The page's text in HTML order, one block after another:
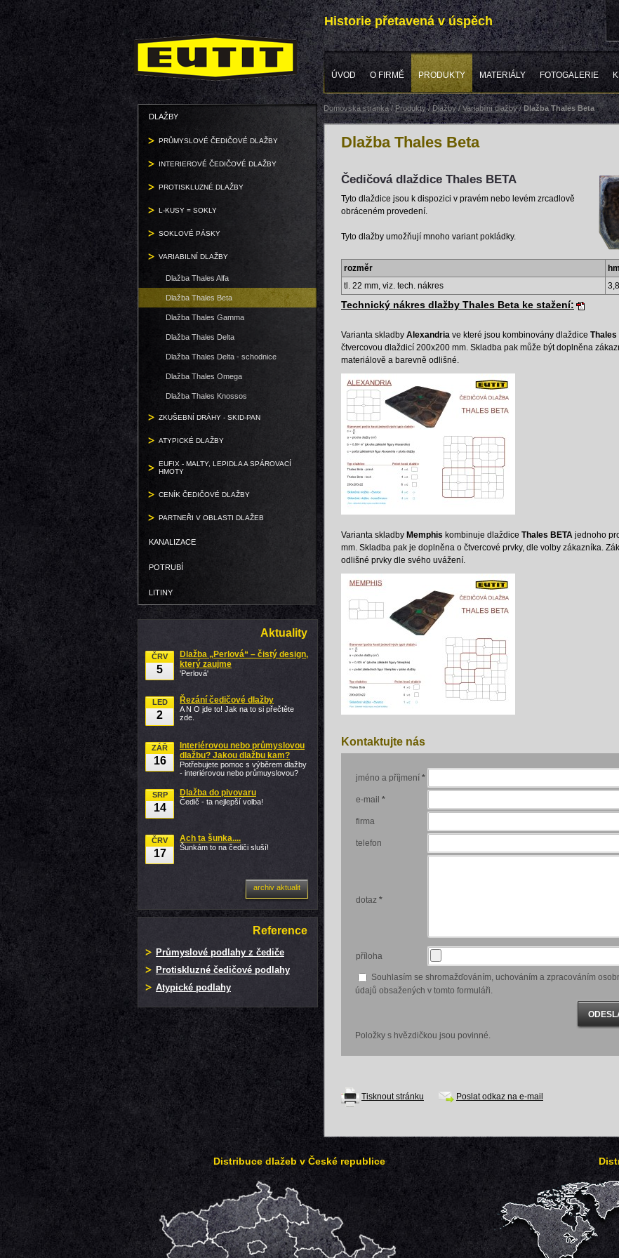
Historie přetavená v úspěch
ÚVOD O FIRMĚ PRODUKTY MATERIÁLY FOTOGALERIE
Domovská stránka/Produkty/Dlažby/Variabilní dlažby/Dlažba Thales Beta
Dlažba Thales Beta
Čedičová dlaždice Thales BETA
Tyto dlaždice jsou k dispozici v pravém nebo levém zrcadlově
obráceném provedení.
Tyto dlažby umožňují mnoho variant pokládky.
rozměr
tl. 22 mm, viz. tech. nákres
Technický nákres dlažby Thales Beta ke stažení:
Varianta skladby Alexandria ve které jsou kombinovány dlaždice Thales
čtvercovou dlaždicí 200x200 mm. Skladba pak může být doplněna
materiálově a barevně odlišné.
Varianta skladby Memphis kombinuje dlaždice Thales BETA jednoho
mm. Skladba pak je doplněna o čtvercové prvky, dle volby zákazníka.
odlišné prvky dle svého uvážení.
Kontaktujte nás
jméno a příjmení *
e-mail *
firma
telefon
dotaz *
příloha
Souhlasím se shromažďováním, uchováním a zpracováním
údajů obsažených v tomto formuláři.
Položky s hvězdičkou jsou povinné.
Tisknout stránku Poslat odkaz na e-mail
DLAŽBY
PRŮMYSLOVÉ ČEDIČOVÉ DLAŽBY
INTERIEROVÉ ČEDIČOVÉ DLAŽBY
PROTISKLUZNÉ DLAŽBY
L-KUSY = SOKLY
SOKLOVÉ PÁSKY
VARIABILNÍ DLAŽBY
Dlažba Thales Alfa
Dlažba Thales Beta
Dlažba Thales Gamma
Dlažba Thales Delta
Dlažba Thales Delta - schodnice
Dlažba Thales Omega
Dlažba Thales Knossos
ZKUŠEBNÍ DRÁHY - SKID-PAN
ATYPICKÉ DLAŽBY
EUFIX - MALTY, LEPIDLA A SPÁROVACÍ
HMOTY
CENÍK ČEDIČOVÉ DLAŽBY
PARTNEŘI V OBLASTI DLAŽEB
KANALIZACE
POTRUBÍ
LITINY
Aktuality
ČRV
5
Dlažba „Perlová“ – čistý design,
který zaujme
'Perlová'
LED
2
Řezání čedičové dlažby
A N O jde to! Jak na to si přečtěte
zde.
ZÁŘ
16
Interiérovou nebo průmyslovou
dlažbu? Jakou dlažbu kam?
Potřebujete pomoc s výběrem dlažby
- interiérovou nebo průmuyslovou?
SRP
14
Dlažba do pivovaru
Čedič - ta nejlepší volba!
ČRV
17
Ach ta šunka....
Šunkám to na čediči sluší!
archiv aktualit
Reference
Průmyslové podlahy z čediče
Protiskluzné čedičové podlahy
Atypické podlahy
Distribuce dlažeb v České republice